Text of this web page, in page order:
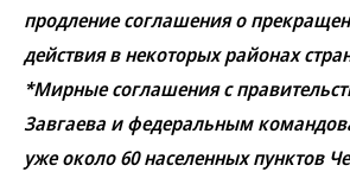
продление соглашения о
действия в некоторых районах
*Мирные соглашения с
Завгаева и федеральным
уже около 60 населенных пунктов